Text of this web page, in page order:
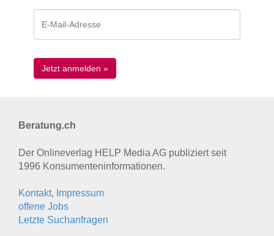
Beratung.ch
Der Onlineverlag HELP Media AG publiziert seit
1996 Konsumenten­informationen.
Kontakt, Impressum
offene Jobs
Letzte Suchanfragen